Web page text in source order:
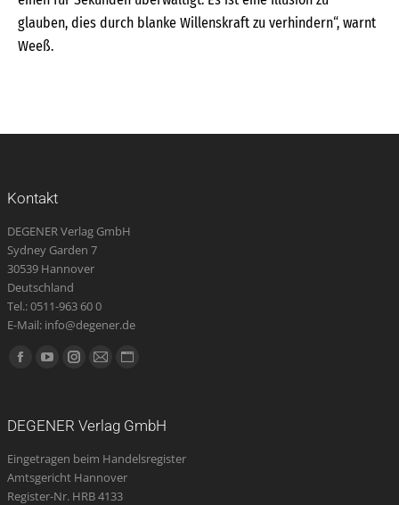
glauben, dies durch blanke Willenskraft zu verhindern“, warnt
Weeß.
Kontakt
DEGENER Verlag GmbH
Sydney Garden 7
30539 Hannover
Deutschland
Tel.: 0511-963 60 0
E-Mail: info@degener.de
Finden Sie uns auf:
Facebook
new
window
YouTube
new
window
Instagram
new
window
E-
opens
in
new
Website
new
DEGENER Verlag GmbH
Eingetragen beim Handelsregister
Amtsgericht Hannover
Register-Nr. HRB 4133